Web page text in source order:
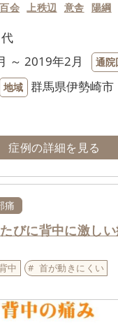
百会 上秩辺 意舎 陽綱
～ 2019年2月 通院
地域 群馬県伊勢崎市
症例の詳細を見る
痛
びに背中に激し
中 首が動きにくい